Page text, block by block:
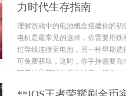
力时代生存指南
理解游戏中的电池概念搭建你的
电机是最常见的选择，你需要用
过导线连接至电池，另一种早期
可免费获取，这时，你手持需要
可开始最基础的充电过程，记住...